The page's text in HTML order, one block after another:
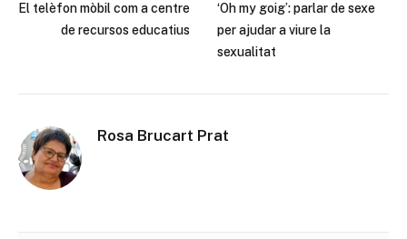
El telèfon mòbil com a centre
de recursos educatius
‘Oh my goig’: parlar de sexe
per ajudar a viure la
sexualitat
Rosa Brucart Prat